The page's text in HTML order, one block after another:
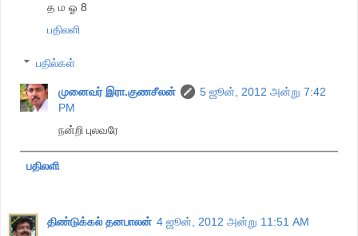
த ம ஓ 8
பதிலளி
பதில்கள்
முனைவர் இரா.குணசீலன்
5 ஜூன், 2012 அன்று 7:42
PM
நன்றி புலவரே
பதிலளி
திண்டுக்கல் தனபாலன் 4 ஜூன், 2012 அன்று 11:51 AM